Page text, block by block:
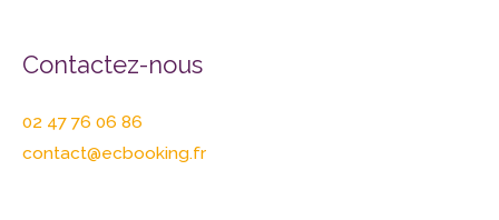
Contactez-nous
02 47 76 06 86
contact@ecbooking.fr